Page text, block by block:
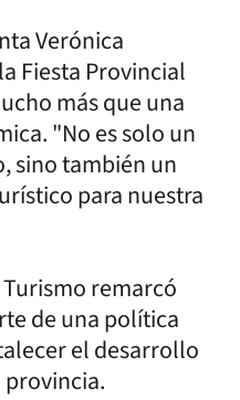
Verónica
Fiesta Provincial
más que una
"No es solo un
sino también un
para nuestra
remarcó
de una política
el desarrollo